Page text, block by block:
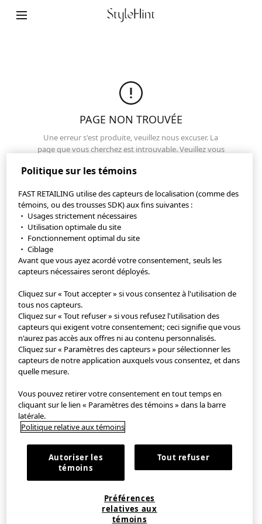
Paramètres relatifs aux témoins
PAGE NON TROUVÉE
Une erreur s'est produite, veuillez nous excuser. La
page que vous cherchez est introuvable. Veuillez vous
page.
Haut de page
Application StyleHint
Conditions d'utilisation
Politique de confidentialité
Plan de site
Contact
Notre société
Paramètres relatifs aux témoins
©FAST RETAILING CO., LTD.
Politique sur les témoins
FAST RETAILING utilise des capteurs de localisation (comme des
témoins, ou des trousses SDK) aux fins suivantes :
・ Usages strictement nécessaires
・ Utilisation optimale du site
・ Fonctionnement optimal du site
・ Ciblage
Avant que vous ayez acordé votre consentement, seuls les
capteurs nécessaires seront déployés.
Cliquez sur « Tout accepter » si vous consentez à l'utilisation de
tous nos capteurs.
Cliquez sur « Tout refuser » si vous refusez l'utilisation des
capteurs qui exigent votre consentement; ceci signifie que vous
n'aurez pas accès aux offres ni au contenu personnalisés.
Cliquez sur « Paramètres des capteurs » pour sélectionner les
capteurs de notre application auxquels vous consentez, et dans
quelle mesure.
Vous pouvez retirer votre consentement en tout temps en
cliquant sur le lien « Paramètres des témoins » dans la barre
latérale.
Politique relative aux témoins
Autoriser les
témoins
Tout refuser
Préférences
relatives aux
témoins